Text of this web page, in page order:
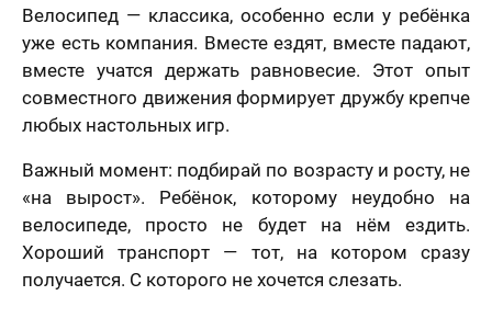
Велосипед — классика, особенно если у ребёнка
уже есть компания. Вместе ездят, вместе падают,
вместе учатся держать равновесие. Этот опыт
совместного движения формирует дружбу крепче
любых настольных игр.
Важный момент: подбирай по возрасту и росту, не
«на вырост». Ребёнок, которому неудобно на
велосипеде, просто не будет на нём ездить.
Хороший транспорт — тот, на котором сразу
получается. С которого не хочется слезать.